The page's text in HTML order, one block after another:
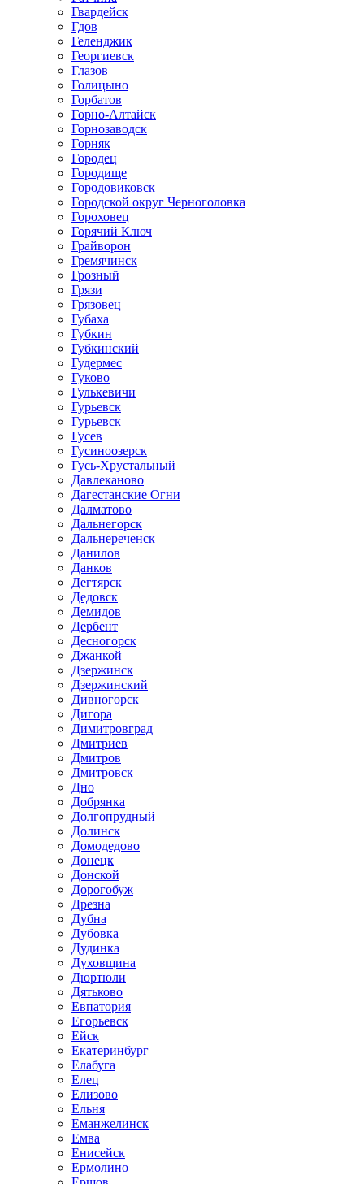
Гвардейск
Гдов
Геленджик
Георгиевск
Глазов
Голицыно
Горбатов
Горно-Алтайск
Горнозаводск
Горняк
Городец
Городище
Городовиковск
Городской округ Черноголовка
Гороховец
Горячий Ключ
Грайворон
Гремячинск
Грозный
Грязи
Грязовец
Губаха
Губкин
Губкинский
Гудермес
Гуково
Гулькевичи
Гурьевск
Гурьевск
Гусев
Гусиноозерск
Гусь-Хрустальный
Давлеканово
Дагестанские Огни
Далматово
Дальнегорск
Дальнереченск
Данилов
Данков
Дегтярск
Дедовск
Демидов
Дербент
Десногорск
Джанкой
Дзержинск
Дзержинский
Дивногорск
Дигора
Димитровград
Дмитриев
Дмитров
Дмитровск
Дно
Добрянка
Долгопрудный
Долинск
Домодедово
Донецк
Донской
Дорогобуж
Дрезна
Дубна
Дубовка
Дудинка
Духовщина
Дюртюли
Дятьково
Евпатория
Егорьевск
Ейск
Екатеринбург
Елабуга
Елец
Елизово
Ельня
Еманжелинск
Емва
Енисейск
Ермолино